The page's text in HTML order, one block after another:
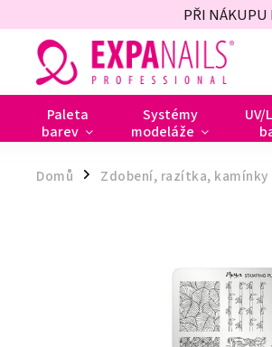
PŘI
Paleta
barev
Systémy
modeláže
UV/
Domů / Zdobení, razítka, kamínky